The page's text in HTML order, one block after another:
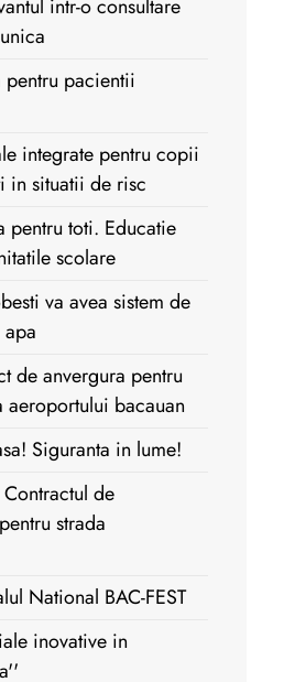
intr-o consultare
pentru pacientii
integrate pentru copii
in situatii de risc
pentru toti. Educatie
scolare
va avea sistem de
de anvergura pentru
aeroportului bacauan
Siguranta in lume!
de
strada
National BAC-FEST
inovative in